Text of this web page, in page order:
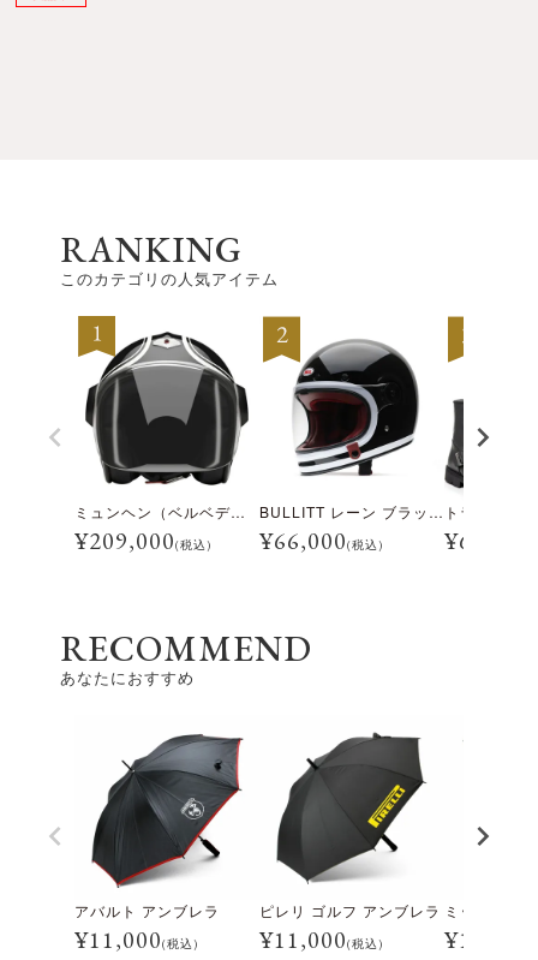
RANKING
このカテゴリの人気アイテム
ミュンヘン（ベルベデーレ）
¥209,000(税込)
BULLITT レーン ブラック/ホワイト
¥66,000(税込) ¥69,300
RECOMMEND
あなたにおすすめ
アバルト アンブレラ
¥11,000(税込)
ピレリ ゴルフ アンブレラ
¥11,000(税込)
ミッレミリ
¥11,000